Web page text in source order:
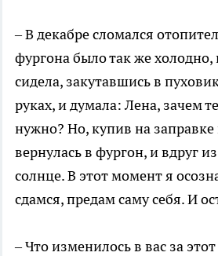
– В декабре сломался
фургона было так же холодно,
сидела, закутавшись в
руках, и думала: Лена, зачем
нужно? Но, купив на
вернулась в фургон, и вдруг
солнце. В этот момент я
сдамся, предам саму себя. И
– Что изменилось в вас за